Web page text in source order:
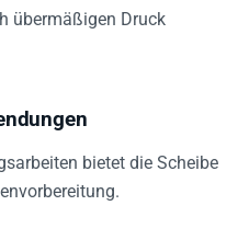
übermäßigen Druck
bietet die Scheibe